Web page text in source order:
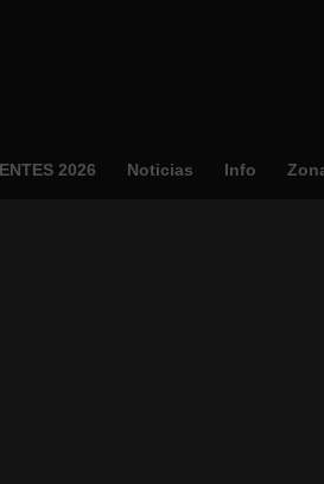
2026 Noticias Info